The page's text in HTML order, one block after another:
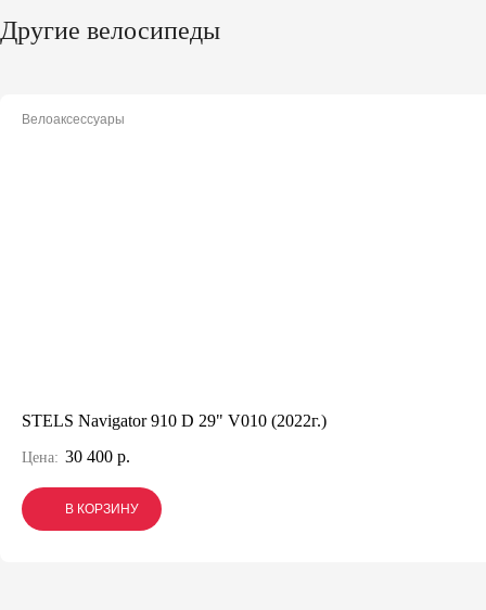
Другие велосипеды
Велоаксессуары
STELS Navigator 910 D 29" V010 (2022г.)
Цена: 30 400 р.
В КОРЗИНУ
В КОРЗИНУ
В КОРЗИНУ